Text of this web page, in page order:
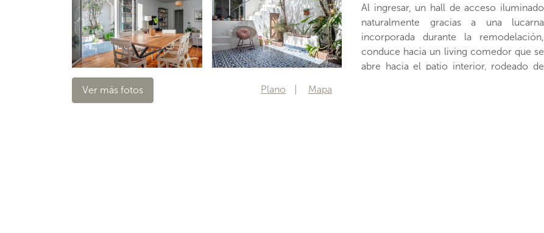
Al ingresar, un hall de acceso iluminado
naturalmente gracias a una lucarna
incorporada durante la remodelación,
conduce hacia un living comedor que se
abre hacia el patio interior, rodeado de
Ver más fotos Plano Mapa